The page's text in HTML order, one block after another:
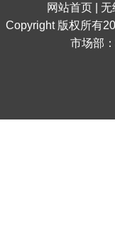
网站首页 无
Copyright 版权所有
市场部